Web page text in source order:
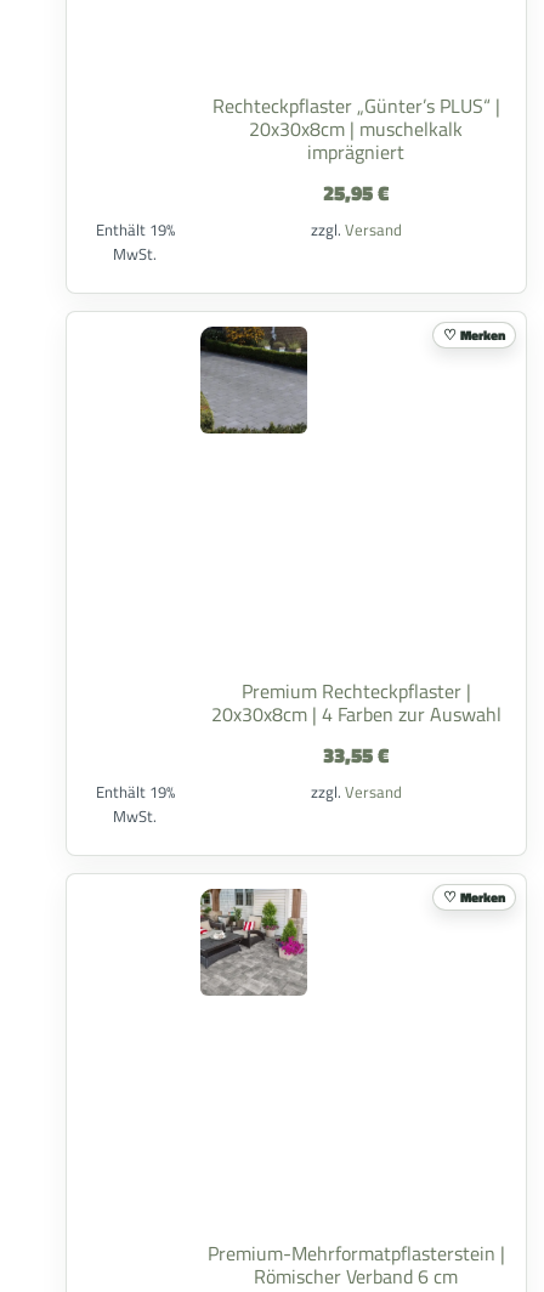
Rechteckpflaster „Günter’s PLUS“ |
20x30x8cm | muschelkalk
imprägniert
25,95€
Enthält 19%
MwSt.
zzgl. Versand
Premium Rechteckpflaster |
20x30x8cm | 4 Farben zur Auswahl
33,55€
Enthält 19%
MwSt.
zzgl. Versand
Merken
Premium-Mehrformatpflasterstein |
Römischer Verband 6 cm
Merken